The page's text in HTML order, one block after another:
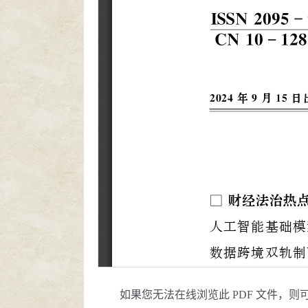
如果您无法在线浏览此 PDF 文件，则